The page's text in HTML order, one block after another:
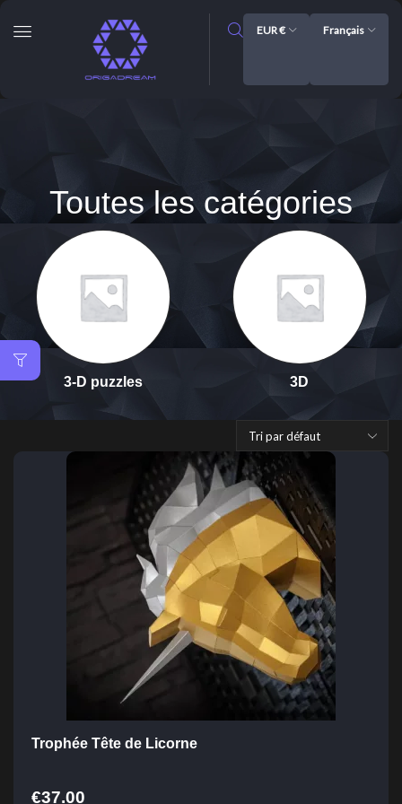
EUR € Français
Toutes les catégories
3-D puzzles 3D
Trophée Tête de Licorne
€37.00